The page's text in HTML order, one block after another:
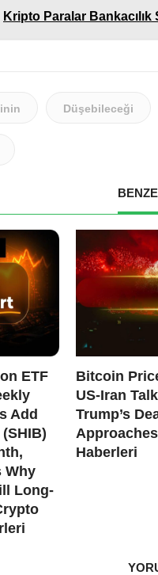
Kripto Paralar
Düşebileceği
ETF
Add
Why
Long-
Bitcoin
US-Iran
Trump’s
Haberleri